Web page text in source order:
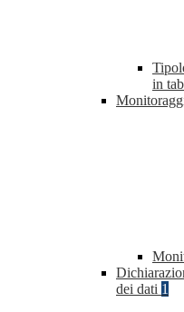
in
dei dati 1